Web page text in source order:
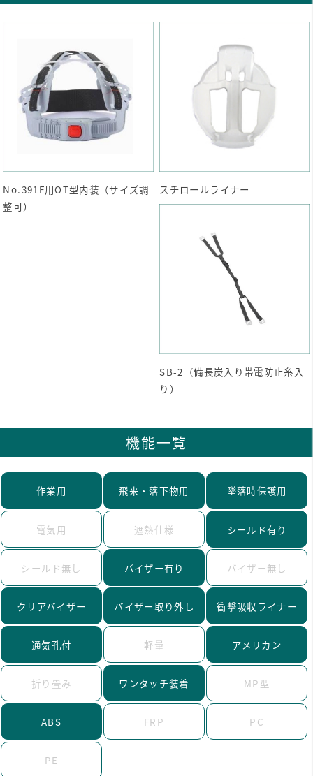
No.391F用OT型内装（サイズ調
整可）
スチロールライナー
SB-2（備長炭入り帯電防止糸入
り）
機能一覧
作業用 飛来・落下物用 墜落時保護用
電気用 遮熱仕様 シールド有り
シールド無し バイザー有り バイザー無し
クリアバイザー バイザー取り外し 衝撃吸収ライナー
通気孔付 軽量 アメリカン
折り畳み ワンタッチ装着 MP型
ABS FRP PC
PE